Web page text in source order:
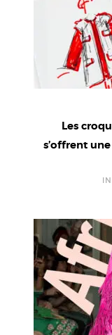
Les
s’offrent